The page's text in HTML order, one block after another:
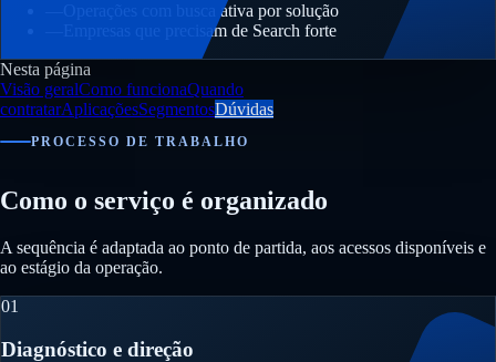
Operações com busca ativa por solução
Empresas que precisam de Search forte
Nesta página
Visão geralComo funcionaQuando
contratarAplicaçõesSegmentosDúvidas
PROCESSO DE TRABALHO
Como o serviço é organizado
A sequência é adaptada ao ponto de partida, aos acessos disponíveis e
ao estágio da operação.
01
Diagnóstico e direção